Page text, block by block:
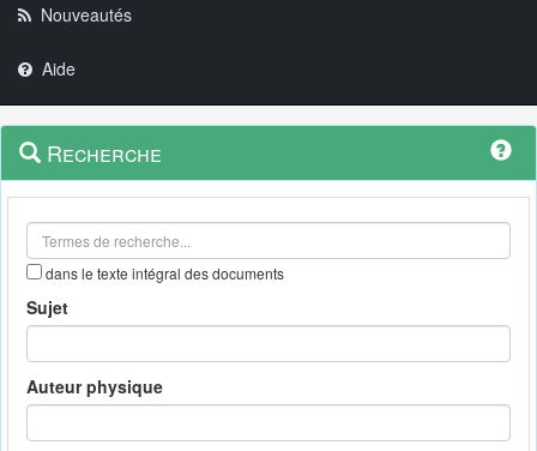
Nouveautés
Aide
Navigation
outils
Menu
contextuel
Recherche
dans le texte intégral des documents
Sujet
Auteur physique